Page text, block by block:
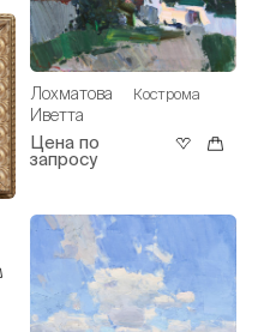
Лохматова
Иветта
Кострома
Цена по
запросу